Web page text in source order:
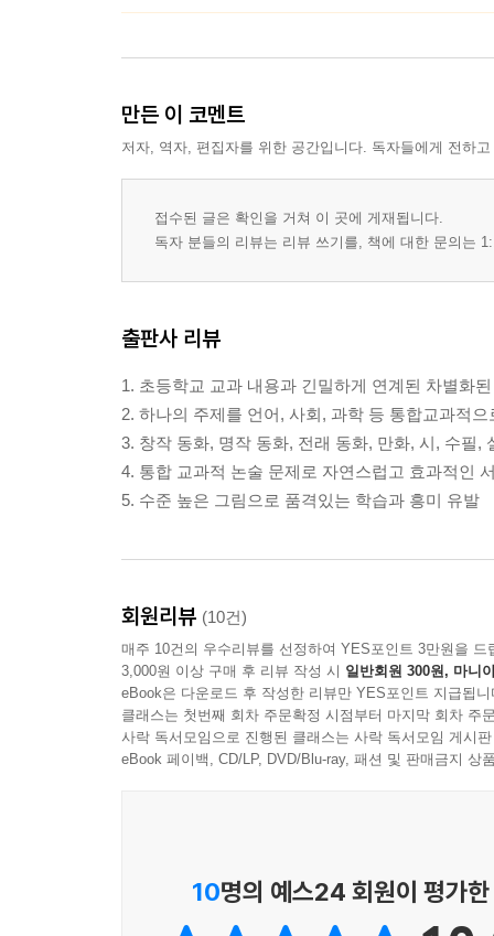
만든 이 코멘트
저자, 역자, 편집자를 위한 공간입니다. 독자들에게 전하
접수된 글은 확인을 거쳐 이 곳에 게재됩니다.
독자 분들의 리뷰는 리뷰 쓰기를, 책에 대한 문의는
출판사 리뷰
1. 초등학교 교과 내용과 긴밀하게 연계된 차별화
2. 하나의 주제를 언어, 사회, 과학 등 통합교과적
3. 창작 동화, 명작 동화, 전래 동화, 만화, 시, 수필,
4. 통합 교과적 논술 문제로 자연스럽고 효과적인
5. 수준 높은 그림으로 품격있는 학습과 흥미 유발
회원리뷰 (10건)
매주 10건의 우수리뷰를 선정하여 YES포인트 3만원을 드
3,000원 이상 구매 후 리뷰 작성 시 일반회원 300원, 마니
eBook은 다운로드 후 작성한 리뷰만 YES포인트 지급됩니
클래스는 첫번째 회차 주문확정 시점부터 마지막 회차 주
사락 독서모임으로 진행된 클래스는 사락 독서모임 게시
eBook 페이백, CD/LP, DVD/Blu-ray, 패션 및 판매금지 상
10명의 예스24 회원이 평가